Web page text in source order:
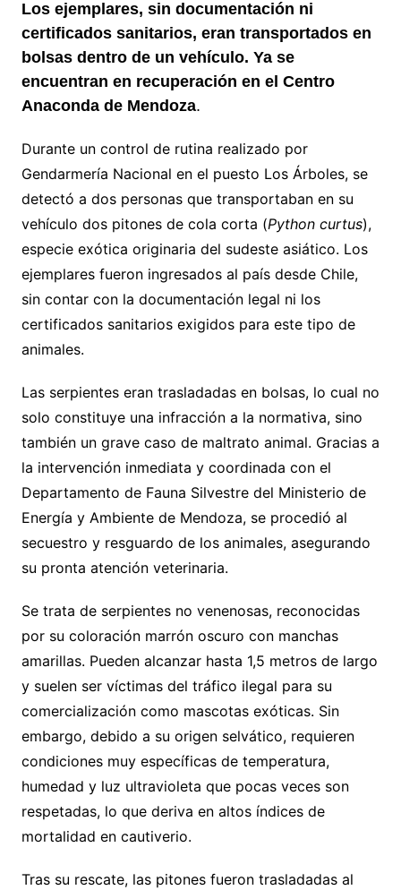
Los ejemplares, sin documentación ni
certificados sanitarios, eran transportados en
bolsas dentro de un vehículo. Ya se
encuentran en recuperación en el Centro
Anaconda de Mendoza.
Durante un control de rutina realizado por
Gendarmería Nacional en el puesto Los Árboles, se
detectó a dos personas que transportaban en su
vehículo dos pitones de cola corta (Python curtus),
especie exótica originaria del sudeste asiático. Los
ejemplares fueron ingresados al país desde Chile,
sin contar con la documentación legal ni los
certificados sanitarios exigidos para este tipo de
animales.
Las serpientes eran trasladadas en bolsas, lo cual no
solo constituye una infracción a la normativa, sino
también un grave caso de maltrato animal. Gracias a
la intervención inmediata y coordinada con el
Departamento de Fauna Silvestre del Ministerio de
Energía y Ambiente de Mendoza, se procedió al
secuestro y resguardo de los animales, asegurando
su pronta atención veterinaria.
Se trata de serpientes no venenosas, reconocidas
por su coloración marrón oscuro con manchas
amarillas. Pueden alcanzar hasta 1,5 metros de largo
y suelen ser víctimas del tráfico ilegal para su
comercialización como mascotas exóticas. Sin
embargo, debido a su origen selvático, requieren
condiciones muy específicas de temperatura,
humedad y luz ultravioleta que pocas veces son
respetadas, lo que deriva en altos índices de
mortalidad en cautiverio.
Tras su rescate, las pitones fueron trasladadas al